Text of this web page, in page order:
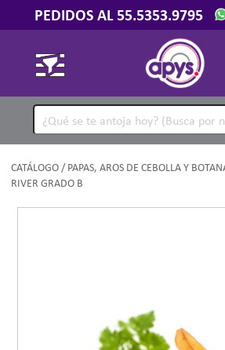
PEDIDOS AL 55.5353.9795
CATÁLOGO/PAPAS, AROS DE CEBOLLA Y
RIVER GRADO B